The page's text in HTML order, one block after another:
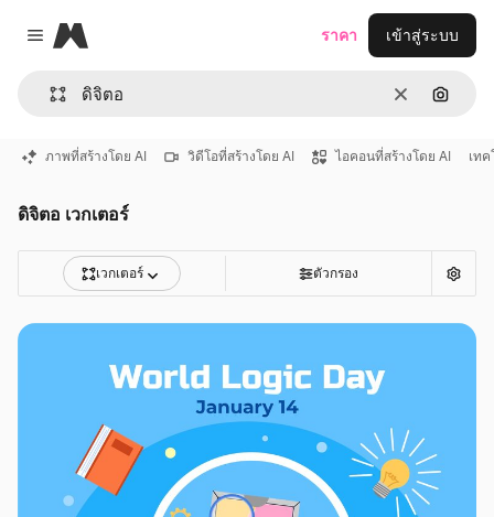
Close menu
Magnific
ชัดเจนค้นหา
ราคา เข้าสู่ระบบ
ภาพที่สร้างโดย AI วิดีโอที่สร้างโดย AI ไอคอนที่สร้างโดย AI เท
ดิจิตอ เวกเตอร์
เวกเตอร์ ตัวกรอง